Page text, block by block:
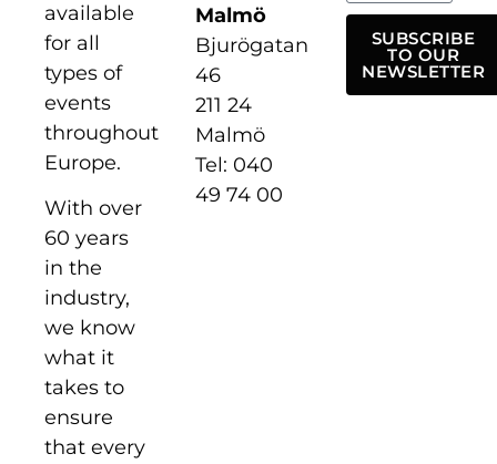
available
for all
types of
events
throughout
Europe.
With over
60 years
in the
industry,
we know
what it
takes to
ensure
that every
Malmö
Bjurögatan
46
211 24
Malmö
Tel: 040
49 74 00
SUBSCRIBE
TO OUR
NEWSLETTER